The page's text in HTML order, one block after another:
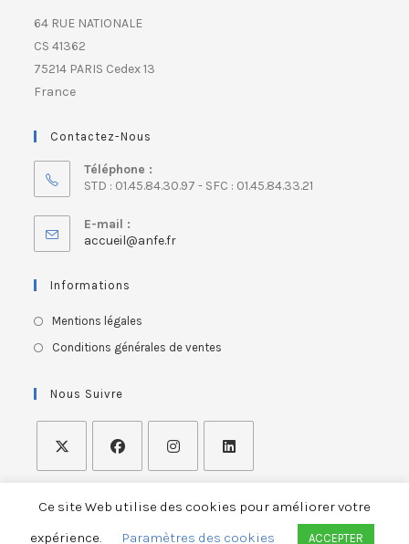
64 RUE NATIONALE
CS 41362
75214 PARIS Cedex 13
France
Contactez-Nous
Téléphone :
STD : 01.45.84.30.97 - SFC : 01.45.84.33.21
E-mail :
accueil@anfe.fr
Informations
Mentions légales
Conditions générales de ventes
Nous Suivre
Ce site Web utilise des cookies pour améliorer votre
expérience.
Paramètres des cookies ACCEPTER